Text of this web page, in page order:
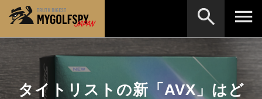
タイトリストの新「AVX」はど
MOST WANTED
NEW RELEASES 新製品情報 検索